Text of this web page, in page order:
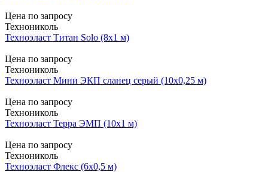
Цена по запросу
Технониколь
Техноэласт Титан Solo (8х1 м)
Цена по запросу
Технониколь
Техноэласт Мини ЭКП сланец серый (10х0,25 м)
Цена по запросу
Технониколь
Техноэласт Терра ЭМП (10х1 м)
Цена по запросу
Технониколь
Техноэласт Флекс (6х0,5 м)